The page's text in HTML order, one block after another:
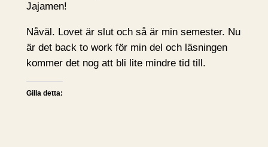
Jajamen!
Nåväl. Lovet är slut och så är min semester. Nu
är det back to work för min del och läsningen
kommer det nog att bli lite mindre tid till.
Gilla detta: